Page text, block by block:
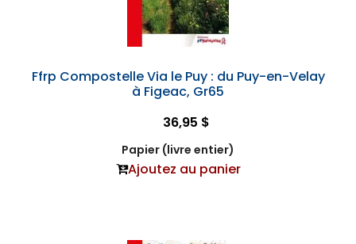
Ffrp Compostelle Via le Puy : du Puy-en-Velay
à Figeac, Gr65
36,95 $
Papier (livre entier)
Ajoutez au panier